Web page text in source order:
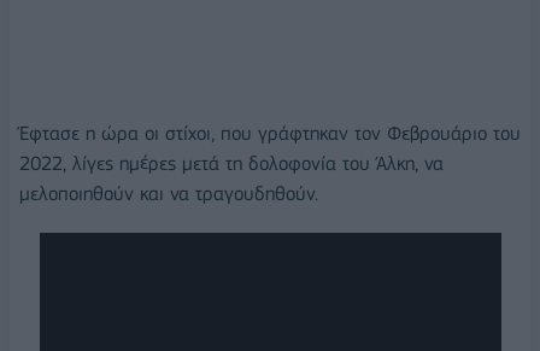
Έφτασε η ώρα οι στίχοι, που γράφτηκαν τον Φεβρουάριο του
2022, λίγες ημέρες μετά τη δολοφονία του Άλκη, να
μελοποιηθούν και να τραγουδηθούν.